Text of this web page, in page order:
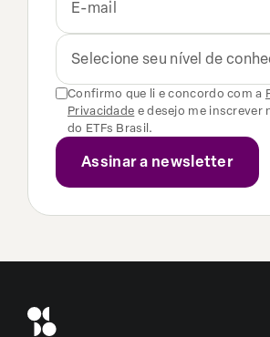
Selecione seu nível de
Confirmo que li e concordo com a
Privacidade e desejo me inscrever
do ETFs Brasil.